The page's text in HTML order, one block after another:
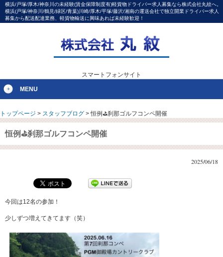
横浜/戸塚/厚木/神奈川の未経験(賃金保障制度有)軽貨物ドライバー求人募集なら株式会社丸紋へ。
横浜(戸塚/神奈川/鶴見/緑区/青葉)川崎/厚木/平塚/藤沢/湘南の運送会社で独立開業ドライバー求人
募集から配送配達業務、軽貨物輸送に興味あれば未経験歓迎！
スマートフォンサイト
MENU
トップページ > スタッフブログ >恒例⛳刹那ゴルフコンペ開催
恒例⛳刹那ゴルフコンペ開催
2025/06/18
今回は12名の参加！
少しずつ増えてきてます（笑）